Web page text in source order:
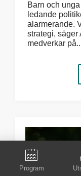
Barn och
ledande
alarmerande.
strategi, säger
medverkar
Program